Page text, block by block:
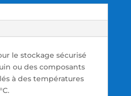
le stockage sécurisé
ou des composants
à des températures